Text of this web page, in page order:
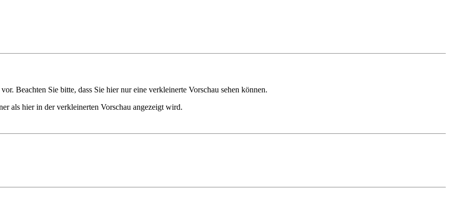
Beachten Sie bitte, dass Sie hier nur eine verkleinerte Vorschau sehen können.
als hier in der verkleinerten Vorschau angezeigt wird.